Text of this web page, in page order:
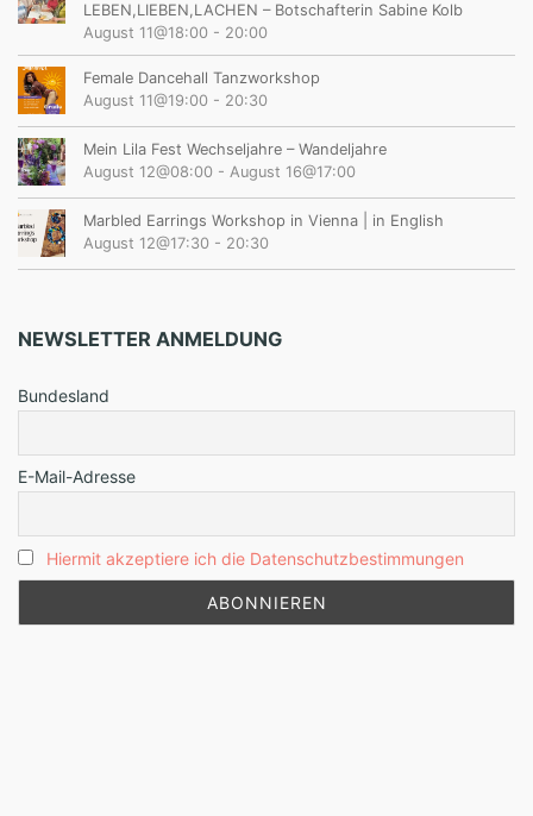
LEBEN,LIEBEN,LACHEN – Botschafterin Sabine Kolb
August 11@18:00 - 20:00
Female Dancehall Tanzworkshop
August 11@19:00 - 20:30
Mein Lila Fest Wechseljahre – Wandeljahre
August 12@08:00 - August 16@17:00
Marbled Earrings Workshop in Vienna | in English
August 12@17:30 - 20:30
NEWSLETTER ANMELDUNG
Bundesland
E-Mail-Adresse
Hiermit akzeptiere ich die Datenschutzbestimmungen